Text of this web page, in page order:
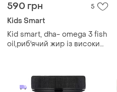
590 грн 5
Kids Smart
Kid smart, dha- omega 3 fish
oil,риб'ячий жир із високим